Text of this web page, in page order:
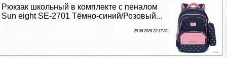
Рюкзак школьный в комплекте с пеналом
Sun eight SE-2701 Тёмно-синий/Розовый...
29 06 2026 23:17:33